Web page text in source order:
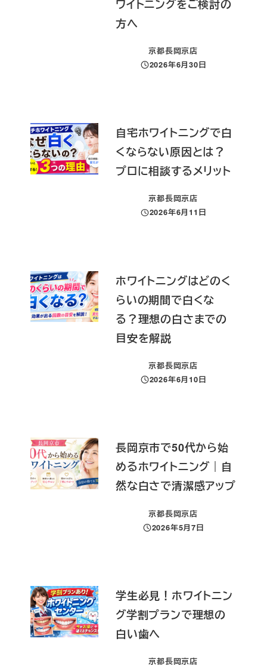
ワイトニングをご検討の
方へ
京都長岡京店
投稿日
2026年6月30日
自宅ホワイトニングで白
くならない原因とは？
プロに相談するメリット
京都長岡京店
投稿日
2026年6月11日
ホワイトニングはどのく
らいの期間で白くな
る？理想の白さまでの
目安を解説
京都長岡京店
投稿日
2026年6月10日
長岡京市で50代から始
めるホワイトニング｜自
然な白さで清潔感アップ
京都長岡京店
投稿日
2026年5月7日
学生必見！ホワイトニン
グ学割プランで理想の
白い歯へ
京都長岡京店